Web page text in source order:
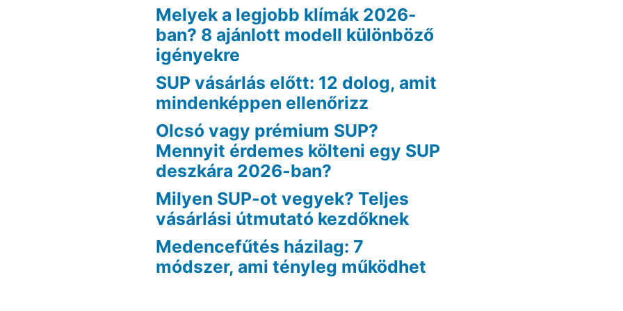
Melyek a legjobb klímák 2026-
ban? 8 ajánlott modell különböző
igényekre
SUP vásárlás előtt: 12 dolog, amit
mindenképpen ellenőrizz
Olcsó vagy prémium SUP?
Mennyit érdemes költeni egy SUP
deszkára 2026-ban?
Milyen SUP-ot vegyek? Teljes
vásárlási útmutató kezdőknek
Medencefűtés házilag: 7
módszer, ami tényleg működhet